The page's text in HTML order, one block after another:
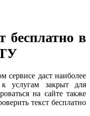
бесплатно в
сервисе даст наиболее
к услугам закрыт для
на сайте также
текст бесплатно